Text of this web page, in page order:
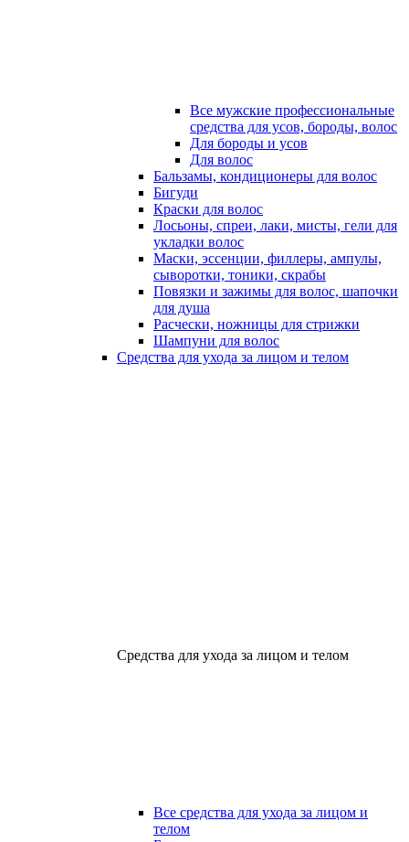
Все мужские профессиональные
средства для усов, бороды, волос
Для бороды и усов
Для волос
Бальзамы, кондиционеры для волос
Бигуди
Краски для волос
Лосьоны, спреи, лаки, мисты, гели для
укладки волос
Маски, эссенции, филлеры, ампулы,
сыворотки, тоники, скрабы
Повязки и зажимы для волос, шапочки
для душа
Расчески, ножницы для стрижки
Шампуни для волос
Средства для ухода за лицом и телом
Средства для ухода за лицом и телом
Все средства для ухода за лицом и
телом